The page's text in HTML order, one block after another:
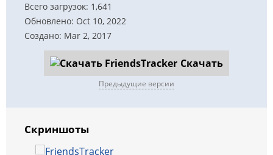
Всего загрузок: 1,641
Обновлено: Oct 10, 2022
Создано: Mar 2, 2017
Скачать
Предыдущие версии
Скриншоты